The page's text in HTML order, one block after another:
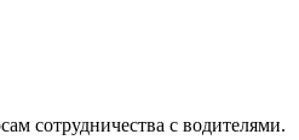
сотрудничества с водителями.